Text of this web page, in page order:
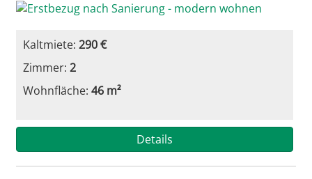
Kaltmiete:290 €
Zimmer:2
Wohnfläche:46 m²
Details